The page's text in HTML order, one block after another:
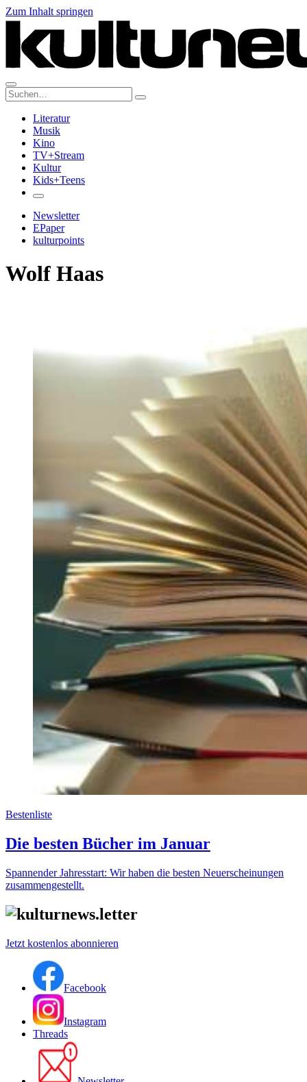
Zum Inhalt springen
Suche:
Literatur
Musik
Kino
TV+Stream
Kultur
Kids+Teens
Newsletter
EPaper
kulturpoints
Wolf Haas
Bestenliste
Die besten Bücher im Januar
Spannender Jahresstart: Wir haben die besten Neuerscheinungen
zusammengestellt.
Jetzt kostenlos abonnieren
Facebook
Instagram
Threads